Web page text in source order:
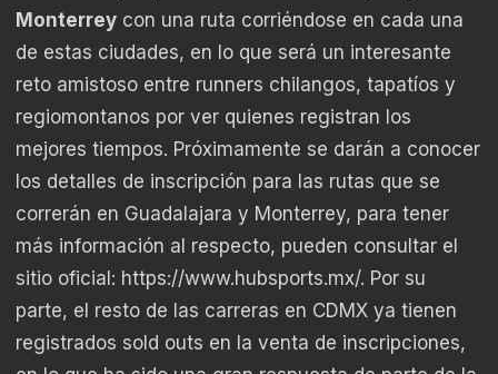
Monterrey con una ruta corriéndose en cada una
de estas ciudades, en lo que será un interesante
reto amistoso entre runners chilangos, tapatíos y
regiomontanos por ver quienes registran los
mejores tiempos. Próximamente se darán a conocer
los detalles de inscripción para las rutas que se
correrán en Guadalajara y Monterrey, para tener
más información al respecto, pueden consultar el
sitio oficial: https://www.hubsports.mx/. Por su
parte, el resto de las carreras en CDMX ya tienen
registrados sold outs en la venta de inscripciones,